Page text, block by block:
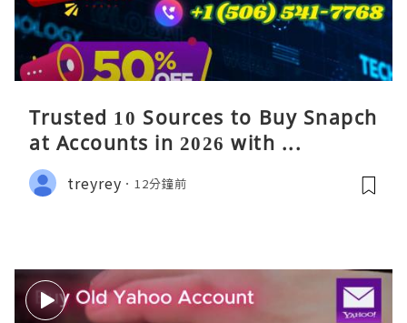
Trusted 10 Sources to Buy Snapch
at Accounts in 2026 with ...
treyrey 12分鐘前